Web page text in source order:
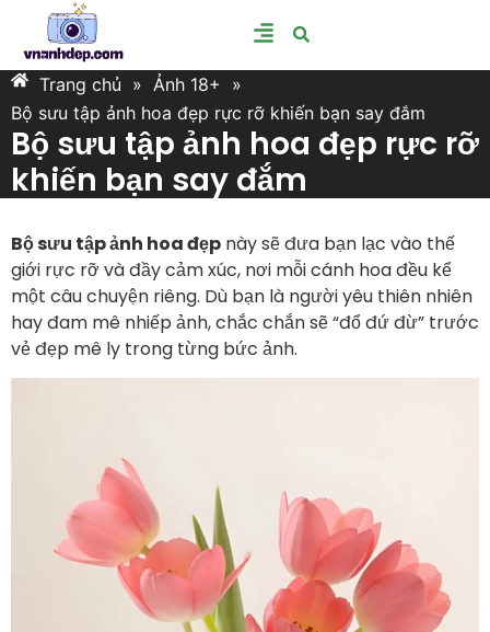
Trang chủ » Ảnh 18+
»
Bộ sưu tập ảnh hoa đẹp rực rỡ khiến bạn say đắm
Bộ sưu tập ảnh hoa đẹp rực rỡ
khiến bạn say đắm
Bộ sưu tập ảnh hoa đẹp này sẽ đưa bạn lạc vào thế
giới rực rỡ và đầy cảm xúc, nơi mỗi cánh hoa đều kể
một câu chuyện riêng. Dù bạn là người yêu thiên nhiên
hay đam mê nhiếp ảnh, chắc chắn sẽ “đổ đứ đừ” trước
vẻ đẹp mê ly trong từng bức ảnh.